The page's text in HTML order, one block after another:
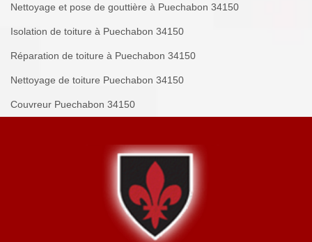
Nettoyage et pose de gouttière à Puechabon 34150
Isolation de toiture à Puechabon 34150
Réparation de toiture à Puechabon 34150
Nettoyage de toiture Puechabon 34150
Couvreur Puechabon 34150